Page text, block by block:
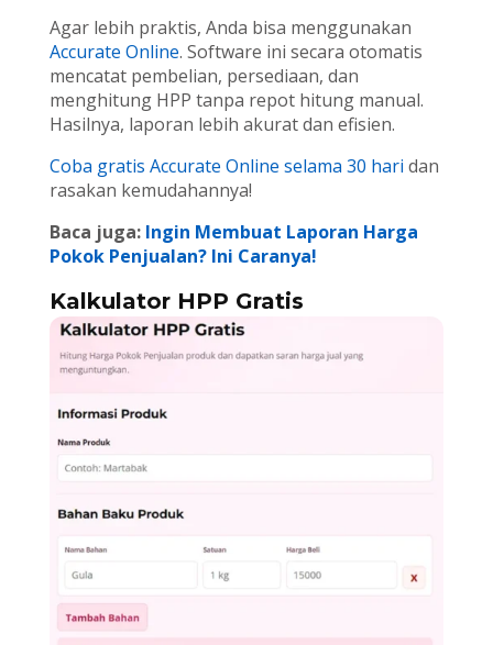
Agar lebih praktis, Anda bisa menggunakan
Accurate Online. Software ini secara otomatis
mencatat pembelian, persediaan, dan
menghitung HPP tanpa repot hitung manual.
Hasilnya, laporan lebih akurat dan efisien.
Coba gratis Accurate Online selama 30 hari dan
rasakan kemudahannya!
Baca juga: Ingin Membuat Laporan Harga
Pokok Penjualan? Ini Caranya!
Kalkulator HPP Gratis